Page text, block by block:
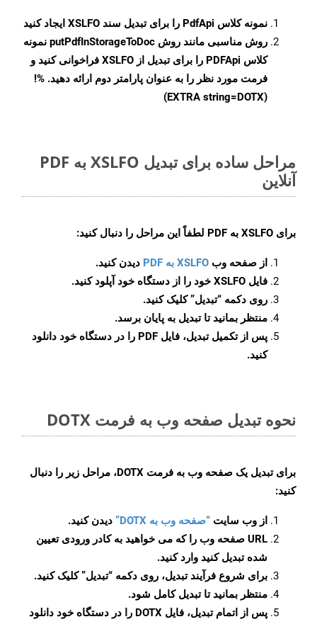
نمونه کلاس PdfApi را برای تبدیل سند XSLFO ایجاد کنید
روش مناسبی مانند روش putPdfInStorageToDoc نمونه
کلاس PDFApi را برای تبدیل از XSLFO فراخوانی کنید و
فرمت مورد نظر را به عنوان پارامتر دوم ارائه دهید. %!
(EXTRA string=DOTX)
مراحل ساده برای تبدیل XSLFO به PDF
آنلاین
برای XSLFO به PDF لطفاً این مراحل را دنبال کنید:
از صفحه وب XSLFO به PDF
دیدن کنید.
فایل XSLFO خود را از دستگاه خود آپلود کنید.
روی دکمه “تبدیل”کلیک کنید.
منتظر بمانید تا تبدیل به پایان برسد.
پس از تکمیل تبدیل، فایل PDF را در دستگاه خود دانلود
کنید.
نحوه تبدیل صفحه وب به فرمت DOTX
برای تبدیل یک صفحه وب به فرمت DOTX، مراحل زیر را دنبال
کنید:
از وب سایت “صفحه وب به DOTX”
دیدن کنید.
URL صفحه وب را که می خواهید به کادر ورودی تعیین
شده تبدیل کنید وارد کنید.
برای شروع فرآیند تبدیل، روی دکمه “تبدیل” کلیک کنید.
منتظر بمانید تا تبدیل کامل شود.
پس از اتمام تبدیل، فایل DOTX را در دستگاه خود دانلود